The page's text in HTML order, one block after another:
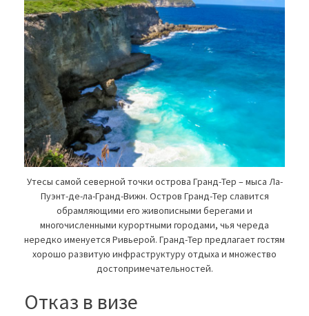
Утесы самой северной точки острова Гранд-Тер – мыса Ла-
Пуэнт-де-ла-Гранд-Вижн. Остров Гранд-Тер славится
обрамляющими его живописными берегами и
многочисленными курортными городами, чья череда
нередко именуется Ривьерой. Гранд-Тер предлагает гостям
хорошо развитую инфраструктуру отдыха и множество
достопримечательностей.
Отказ в визе